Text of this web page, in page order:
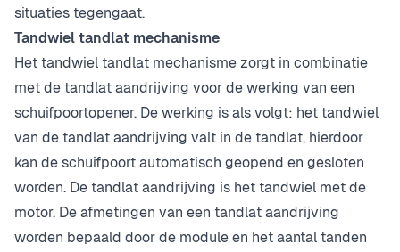
situaties tegengaat.
Tandwiel tandlat mechanisme
Het tandwiel tandlat mechanisme zorgt in combinatie
met de tandlat aandrijving voor de werking van een
schuifpoortopener. De werking is als volgt: het tandwiel
van de tandlat aandrijving valt in de tandlat, hierdoor
kan de schuifpoort automatisch geopend en gesloten
worden. De tandlat aandrijving is het tandwiel met de
motor. De afmetingen van een tandlat aandrijving
worden bepaald door de module en het aantal tanden